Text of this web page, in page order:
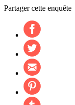
Partager cette enquête